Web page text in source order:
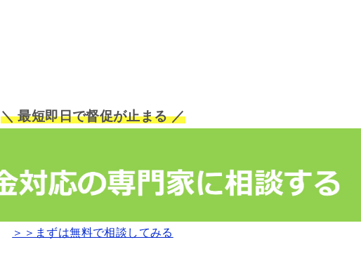
＼ 最短即日で督促が止まる ／
＞＞まずは無料で相談してみる